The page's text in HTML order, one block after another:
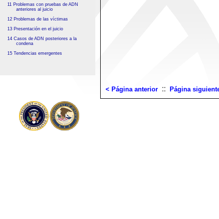
11 Problemas con pruebas de ADN
anteriores al juicio
12 Problemas de las víctimas
13 Presentación en el juicio
14 Casos de ADN posteriores a la
condena
15 Tendencias emergentes
< Página anterior :: Página